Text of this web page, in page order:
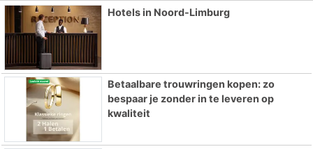
Hotels in Noord-Limburg
Betaalbare trouwringen kopen: zo
bespaar je zonder in te leveren op
kwaliteit